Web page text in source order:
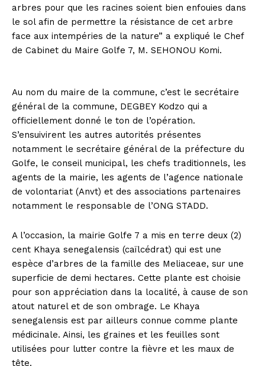
arbres pour que les racines soient bien enfouies dans
le sol afin de permettre la résistance de cet arbre
face aux intempéries de la nature” a expliqué le Chef
de Cabinet du Maire Golfe 7, M. SEHONOU Komi.
Au nom du maire de la commune, c’est le secrétaire
général de la commune, DEGBEY Kodzo qui a
officiellement donné le ton de l’opération.
S’ensuivirent les autres autorités présentes
notamment le secrétaire général de la préfecture du
Golfe, le conseil municipal, les chefs traditionnels, les
agents de la mairie, les agents de l’agence nationale
de volontariat (Anvt) et des associations partenaires
notamment le responsable de l’ONG STADD.
A l’occasion, la mairie Golfe 7 a mis en terre deux (2)
cent Khaya senegalensis (caïlcédrat) qui est une
espèce d’arbres de la famille des Meliaceae, sur une
superficie de demi hectares. Cette plante est choisie
pour son appréciation dans la localité, à cause de son
atout naturel et de son ombrage. Le Khaya
senegalensis est par ailleurs connue comme plante
médicinale. Ainsi, les graines et les feuilles sont
utilisées pour lutter contre la fièvre et les maux de
tête.